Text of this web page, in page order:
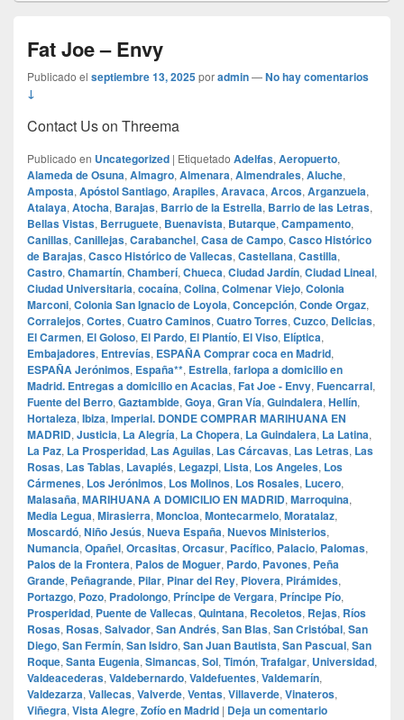
Fat Joe – Envy
Publicado el septiembre 13, 2025poradmin—No hay comentarios
↓
Contact Us on Threema
Publicado en Uncategorized | Etiquetado Adelfas, Aeropuerto,
Alameda de Osuna, Almagro, Almenara, Almendrales, Aluche,
Amposta, Apóstol Santiago, Arapiles, Aravaca, Arcos, Arganzuela,
Atalaya, Atocha, Barajas, Barrio de la Estrella, Barrio de las Letras,
Bellas Vistas, Berruguete, Buenavista, Butarque, Campamento,
Canillas, Canillejas, Carabanchel, Casa de Campo, Casco Histórico
de Barajas, Casco Histórico de Vallecas, Castellana, Castilla,
Castro, Chamartín, Chamberí, Chueca, Ciudad Jardín, Ciudad Lineal,
Ciudad Universitaria, cocaína, Colina, Colmenar Viejo, Colonia
Marconi, Colonia San Ignacio de Loyola, Concepción, Conde Orgaz,
Corralejos, Cortes, Cuatro Caminos, Cuatro Torres, Cuzco, Delicias,
El Carmen, El Goloso, El Pardo, El Plantío, El Viso, Elíptica,
Embajadores, Entrevías, ESPAÑA Comprar coca en Madrid,
ESPAÑA Jerónimos, España**, Estrella, farlopa a domicilio en
Madrid. Entregas a domicilio en Acacias, Fat Joe - Envy, Fuencarral,
Fuente del Berro, Gaztambide, Goya, Gran Vía, Guindalera, Hellín,
Hortaleza, Ibiza, Imperial. DONDE COMPRAR MARIHUANA EN
MADRID, Justicia, La Alegría, La Chopera, La Guindalera, La Latina,
La Paz, La Prosperidad, Las Aguilas, Las Cárcavas, Las Letras, Las
Rosas, Las Tablas, Lavapiés, Legazpi, Lista, Los Angeles, Los
Cármenes, Los Jerónimos, Los Molinos, Los Rosales, Lucero,
Malasaña, MARIHUANA A DOMICILIO EN MADRID, Marroquina,
Media Legua, Mirasierra, Moncloa, Montecarmelo, Moratalaz,
Moscardó, Niño Jesús, Nueva España, Nuevos Ministerios,
Numancia, Opañel, Orcasitas, Orcasur, Pacífico, Palacio, Palomas,
Palos de la Frontera, Palos de Moguer, Pardo, Pavones, Peña
Grande, Peñagrande, Pilar, Pinar del Rey, Piovera, Pirámides,
Portazgo, Pozo, Pradolongo, Príncipe de Vergara, Príncipe Pío,
Prosperidad, Puente de Vallecas, Quintana, Recoletos, Rejas, Ríos
Rosas, Rosas, Salvador, San Andrés, San Blas, San Cristóbal, San
Diego, San Fermín, San Isidro, San Juan Bautista, San Pascual, San
Roque, Santa Eugenia, Simancas, Sol, Timón, Trafalgar, Universidad,
Valdeacederas, Valdebernardo, Valdefuentes, Valdemarín,
Valdezarza, Vallecas, Valverde, Ventas, Villaverde, Vinateros,
Viñegra, Vista Alegre, Zofío en Madrid | Deja un comentario